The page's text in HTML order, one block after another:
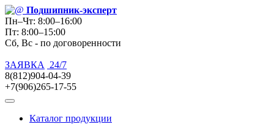
Подшипник-эксперт
Пн–Чт: 8:00–16:00
Пт: 8:00–15:00
Сб, Вс - по договоренности
ЗАЯВКА
24/7
8(812)904-04-39
+7(906)265-17-55
Каталог продукции